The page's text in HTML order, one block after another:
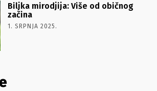
Biljka mirodjija: Više od običnog
začina
1. SRPNJA 2025.